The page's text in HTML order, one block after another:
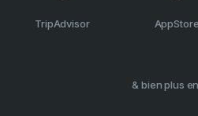
TripAdvisor AppStore
& bien plus